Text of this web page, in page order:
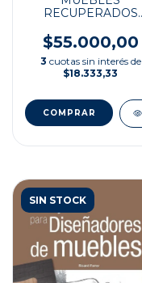
RECUPERADOS
SENCILLAS
$55.000,00
3 cuotas sin interés de
$18.333,33
SIN STOCK